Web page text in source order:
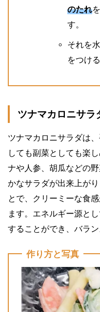
のたれ
す。
それを
をつけ
ツナマカロニサラ
ツナマカロニサラダは
しても副菜としても楽
ナや人参、胡瓜などの
かなサラダが出来上が
とで、クリーミーな食
ます。エネルギー源と
することができ、バラン
作り方と写真